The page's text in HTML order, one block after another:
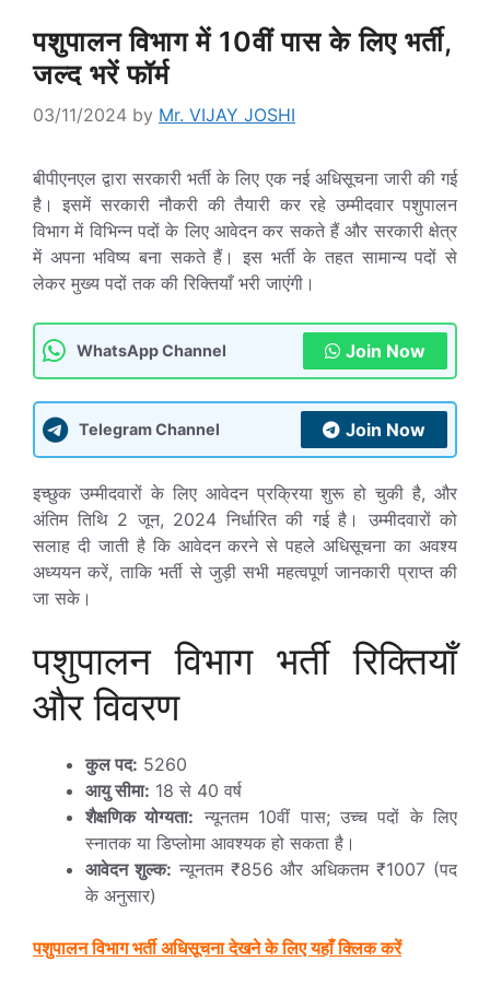
पशुपालन विभाग में 10वीं पास के लिए भर्ती,
जल्द भरें फॉर्म
03/11/2024 by Mr. VIJAY JOSHI
बीपीएनएल द्वारा सरकारी भर्ती के लिए एक नई अधिसूचना जारी की गई
है। इसमें सरकारी नौकरी की तैयारी कर रहे उम्मीदवार पशुपालन
विभाग में विभिन्न पदों के लिए आवेदन कर सकते हैं और सरकारी क्षेत्र
में अपना भविष्य बना सकते हैं। इस भर्ती के तहत सामान्य पदों से
लेकर मुख्य पदों तक की रिक्तियाँ भरी जाएंगी।
WhatsApp Channel Join Now
Telegram Channel Join Now
इच्छुक उम्मीदवारों के लिए आवेदन प्रक्रिया शुरू हो चुकी है, और
अंतिम तिथि 2 जून, 2024 निर्धारित की गई है। उम्मीदवारों को
सलाह दी जाती है कि आवेदन करने से पहले अधिसूचना का अवश्य
अध्ययन करें, ताकि भर्ती से जुड़ी सभी महत्वपूर्ण जानकारी प्राप्त की
जा सके।
पशुपालन विभाग भर्ती रिक्तियाँ
और विवरण
कुल पद: 5260
आयु सीमा: 18 से 40 वर्ष
शैक्षणिक योग्यता: न्यूनतम 10वीं पास; उच्च पदों के लिए
स्नातक या डिप्लोमा आवश्यक हो सकता है।
आवेदन शुल्क: न्यूनतम ₹856 और अधिकतम ₹1007 (पद
के अनुसार)
पशुपालन विभाग भर्ती अधिसूचना देखने के लिए यहाँ क्लिक करें